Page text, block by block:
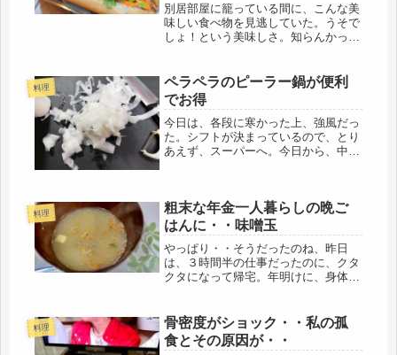
別居部屋に籠っている間に、こんな美
味しい食べ物を見逃していた。うそで
しょ！という美味しさ。知らんかった
した時の事。「ワンワールドフェステ
ィバル」は何フロアにもあり、たくさ
ん...
料理
ペラペラのピーラー鍋が便利
でお得
今日は、各段に寒かった上、強風だっ
た。シフトが決まっているので、とり
あえず、スーパーへ。今日から、中に
分のできる事なら、役にたとうと言う
考...
料理
粗末な年金一人暮らしの晩ご
はんに・・味噌玉
やっぱり・・そうだったのね、昨日
は、３時間半の仕事だったのに、クタ
クタになって帰宅。年明けに、身体が
式で、早くから帰宅するまで、うじゃ
うじゃやってきて、もう冬休みの宿題
は終...
料理
骨密度がショック・・私の孤
食とその原因が・・